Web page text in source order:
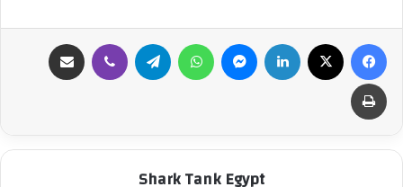
فيسبوك لينكدإن ماسنجر واتساب تيلقرام ڤايبر
طباعة
Shark Tank Egypt